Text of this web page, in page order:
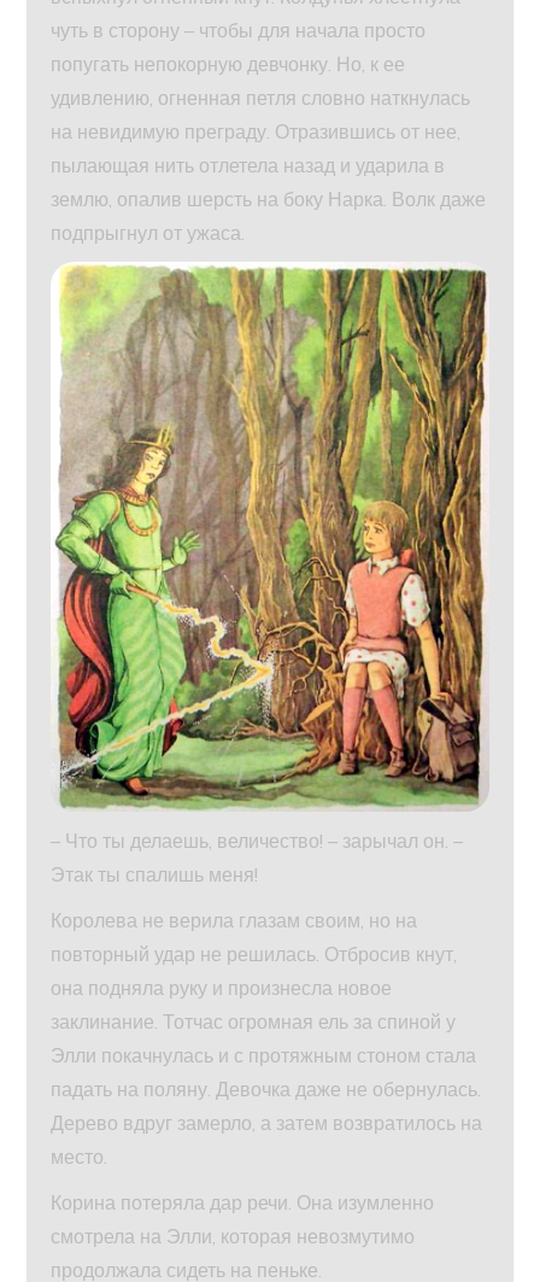
чуть в сторону – чтобы для начала просто
попугать непокорную девчонку. Но, к ее
удивлению, огненная петля словно наткнулась
на невидимую преграду. Отразившись от нее,
пылающая нить отлетела назад и ударила в
землю, опалив шерсть на боку Нарка. Волк даже
подпрыгнул от ужаса.
– Что ты делаешь, величество! – зарычал он. –
Этак ты спалишь меня!
Королева не верила глазам своим, но на
повторный удар не решилась. Отбросив кнут,
она подняла руку и произнесла новое
заклинание. Тотчас огромная ель за спиной у
Элли покачнулась и с протяжным стоном стала
падать на поляну. Девочка даже не обернулась.
Дерево вдруг замерло, а затем возвратилось на
место.
Корина потеряла дар речи. Она изумленно
смотрела на Элли, которая невозмутимо
продолжала сидеть на пеньке.